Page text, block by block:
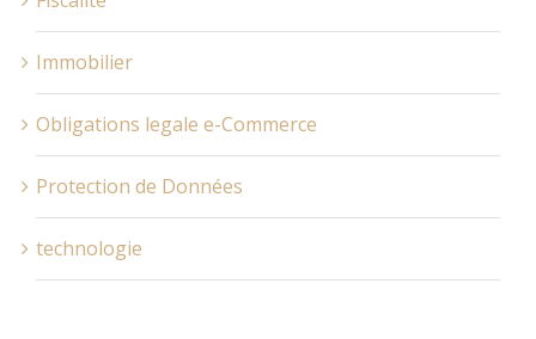
Immobilier
Obligations legale e-Commerce
Protection de Données
technologie